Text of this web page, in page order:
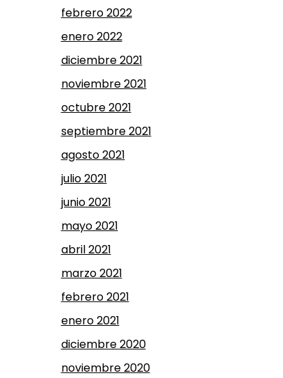
febrero 2022
enero 2022
diciembre 2021
noviembre 2021
octubre 2021
septiembre 2021
agosto 2021
julio 2021
junio 2021
mayo 2021
abril 2021
marzo 2021
febrero 2021
enero 2021
diciembre 2020
noviembre 2020